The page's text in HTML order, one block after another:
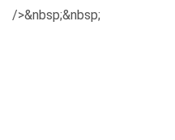
/>&nbsp;&nbsp;